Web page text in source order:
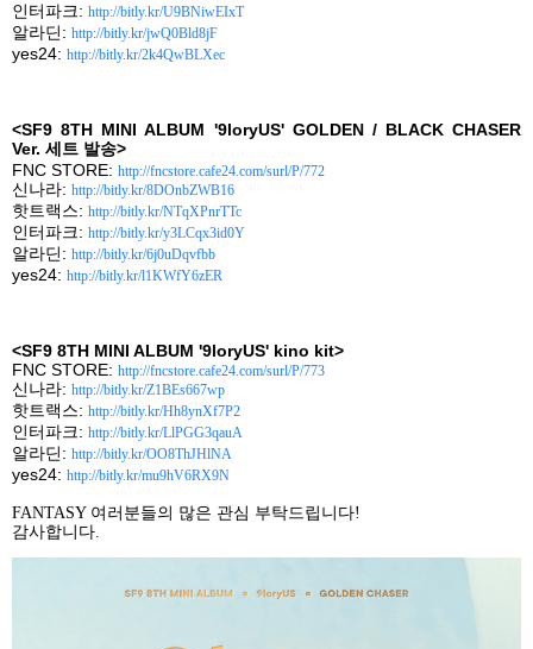
인터파크: http://bitly.kr/U9BNiwEIxT
알라딘: http://bitly.kr/jwQ0Bld8jF
yes24: http://bitly.kr/2k4QwBLXec
<SF9 8TH MINI ALBUM '9loryUS' GOLDEN / BLACK CHASER
Ver. 세트 발송>
FNC STORE: http://fncstore.cafe24.com/surl/P/772
신나라: http://bitly.kr/8DOnbZWB16
핫트랙스: http://bitly.kr/NTqXPnrTTc
인터파크: http://bitly.kr/y3LCqx3id0Y
알라딘: http://bitly.kr/6j0uDqvfbb
yes24: http://bitly.kr/l1KWfY6zER
<SF9 8TH MINI ALBUM '9loryUS' kino kit>
FNC STORE: http://fncstore.cafe24.com/surl/P/773
신나라: http://bitly.kr/Z1BEs667wp
핫트랙스: http://bitly.kr/Hh8ynXf7P2
인터파크: http://bitly.kr/LlPGG3qauA
알라딘: http://bitly.kr/OO8ThJHlNA
yes24: http://bitly.kr/mu9hV6RX9N
FANTASY 여러분들의 많은 관심 부탁드립니다!
감사합니다.